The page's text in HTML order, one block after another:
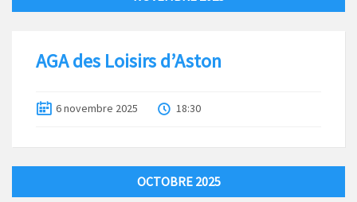
AGA des Loisirs d’Aston
6 novembre 2025 18:30
OCTOBRE 2025